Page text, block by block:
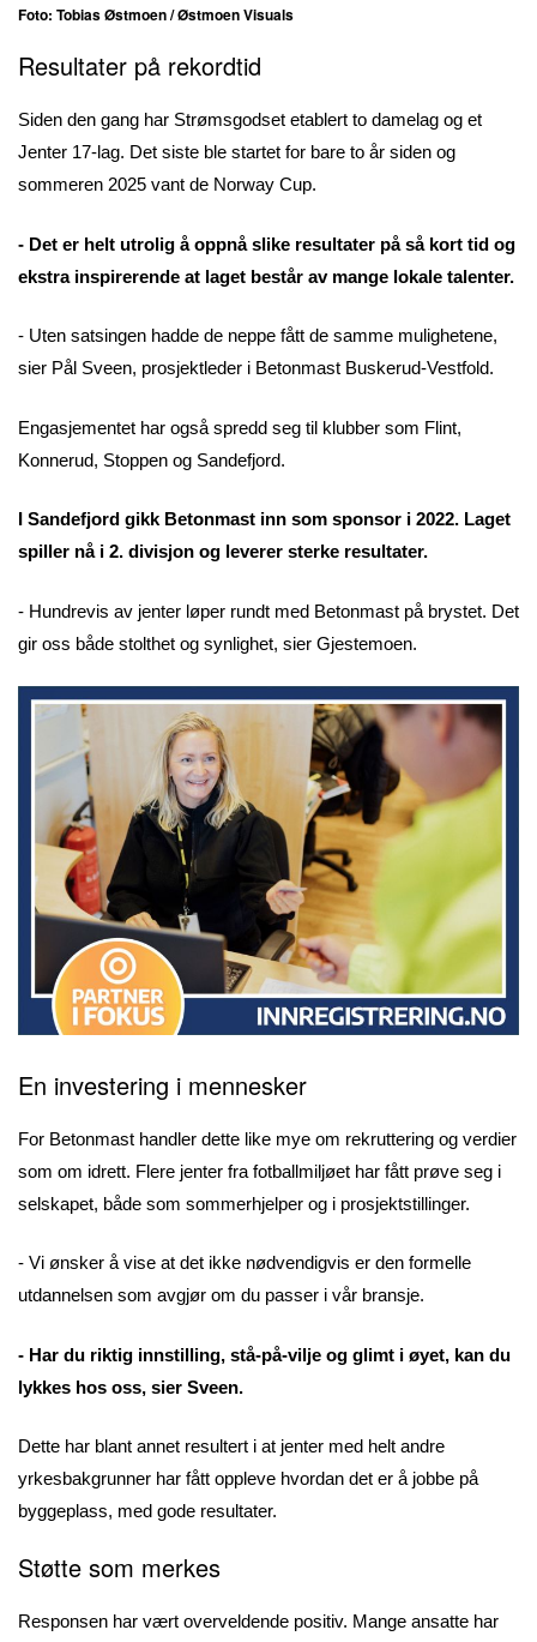
Foto: Tobias Østmoen/ Østmoen Visuals
Resultater på rekordtid
Siden den gang har Strømsgodset etablert to damelag og et
Jenter 17-lag. Det siste ble startet for bare to år siden og
sommeren 2025 vant de Norway Cup.
- Det er helt utrolig å oppnå slike resultater på så kort tid og
ekstra inspirerende at laget består av mange lokale talenter.
- Uten satsingen hadde de neppe fått de samme mulighetene,
sier Pål Sveen, prosjektleder i Betonmast Buskerud-Vestfold.
Engasjementet har også spredd seg til klubber som Flint,
Konnerud, Stoppen og Sandefjord.
I Sandefjord gikk Betonmast inn som sponsor i 2022. Laget
spiller nå i 2. divisjon og leverer sterke resultater.
- Hundrevis av jenter løper rundt med Betonmast på brystet. Det
gir oss både stolthet og synlighet, sier Gjestemoen.
En investering i mennesker
For Betonmast handler dette like mye om rekruttering og verdier
som om idrett. Flere jenter fra fotballmiljøet har fått prøve seg i
selskapet, både som sommerhjelper og i prosjektstillinger.
- Vi ønsker å vise at det ikke nødvendigvis er den formelle
utdannelsen som avgjør om du passer i vår bransje.
- Har du riktig innstilling, stå-på-vilje og glimt i øyet, kan du
lykkes hos oss, sier Sveen.
Dette har blant annet resultert i at jenter med helt andre
yrkesbakgrunner har fått oppleve hvordan det er å jobbe på
byggeplass, med gode resultater.
Støtte som merkes
Responsen har vært overveldende positiv. Mange ansatte har